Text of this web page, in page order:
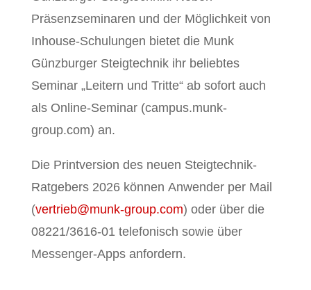
Präsenzseminaren und der Möglichkeit von
Inhouse-Schulungen bietet die Munk
Günzburger Steigtechnik ihr beliebtes
Seminar „Leitern und Tritte“ ab sofort auch
als Online-Seminar (campus.munk-
group.com) an.
Die Printversion des neuen Steigtechnik-
Ratgebers 2026 können Anwender per Mail
(vertrieb@munk-group.com) oder über die
08221/3616-01 telefonisch sowie über
Messenger-Apps anfordern.